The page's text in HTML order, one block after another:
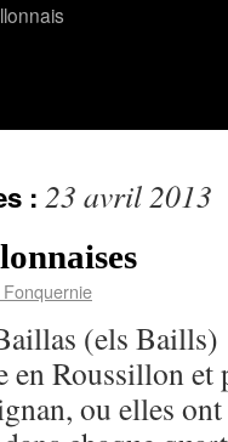
: 23 avril 2013
(els Baills)
en Roussillon
ou elles